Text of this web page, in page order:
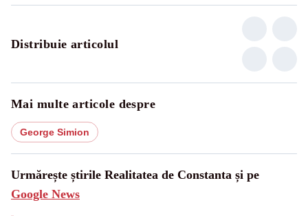
Distribuie articolul
Mai multe articole despre
George Simion
Urmărește știrile Realitatea de Constanta și pe
Google News